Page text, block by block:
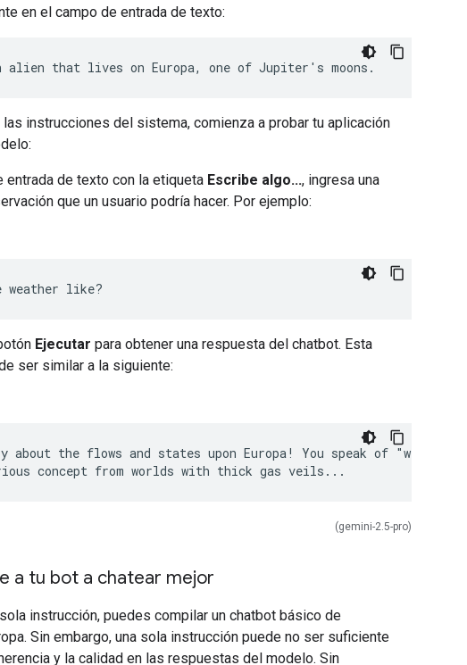
en el campo de entrada de texto:
instrucciones del sistema, comienza a probar tu aplicación
entrada de texto con la etiqueta Escribe algo..., ingresa una
que un usuario podría hacer. Por ejemplo:
Ejecutar para obtener una respuesta del chatbot. Esta
ser similar a la siguiente:
about the flows and states upon Europa! You speak of "weather,"
(gemini-2.5-pro)
a tu bot a chatear mejor
instrucción, puedes compilar un chatbot básico de
Sin embargo, una sola instrucción puede no ser suficiente
y la calidad en las respuestas del modelo. Sin